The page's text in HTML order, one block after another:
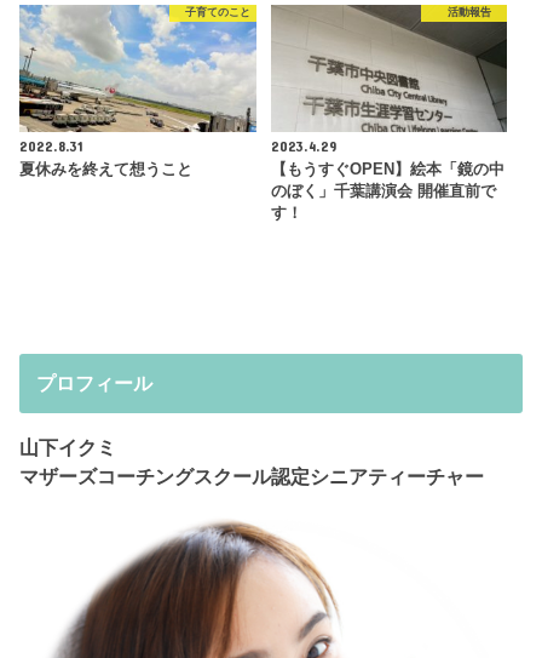
子育てのこと
2022.8.31
夏休みを終えて想うこと
活動報告
2023.4.29
【もうすぐOPEN】絵本「鏡の中
のぼく」千葉講演会 開催直前で
す！
プロフィール
山下イクミ
マザーズコーチングスクール認定シニアティーチャー